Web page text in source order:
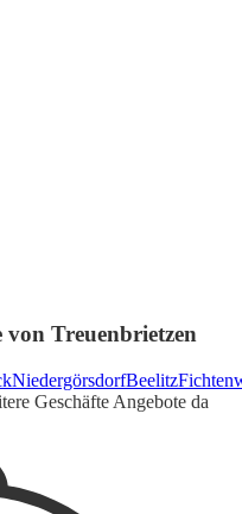
von Treuenbrietzen
NiedergörsdorfBeelitz
Geschäfte Angebote da